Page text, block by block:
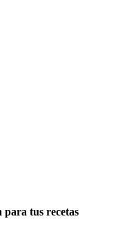
para tus recetas